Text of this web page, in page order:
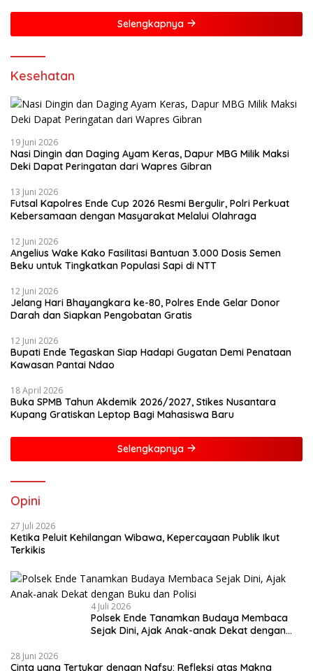
Selengkapnya
Kesehatan
19 Juni 2026
Nasi Dingin dan Daging Ayam Keras, Dapur MBG Milik Maksi
Deki Dapat Peringatan dari Wapres Gibran
13 Juni 2026
Futsal Kapolres Ende Cup 2026 Resmi Bergulir, Polri Perkuat
Kebersamaan dengan Masyarakat Melalui Olahraga
12 Juni 2026
Angelius Wake Kako Fasilitasi Bantuan 3.000 Dosis Semen
Beku untuk Tingkatkan Populasi Sapi di NTT
12 Juni 2026
Jelang Hari Bhayangkara ke-80, Polres Ende Gelar Donor
Darah dan Siapkan Pengobatan Gratis
12 Juni 2026
Bupati Ende Tegaskan Siap Hadapi Gugatan Demi Penataan
Kawasan Pantai Ndao
18 April 2026
Buka SPMB Tahun Akdemik 2026/2027, Stikes Nusantara
Kupang Gratiskan Leptop Bagi Mahasiswa Baru
Selengkapnya
Opini
27 Juli 2026
Ketika Peluit Kehilangan Wibawa, Kepercayaan Publik Ikut
Terkikis
4 Juli 2026
Polsek Ende Tanamkan Budaya Membaca
Sejak Dini, Ajak Anak-anak Dekat dengan
28 Juni 2026
Cinta yang Tertukar dengan Nafsu: Refleksi atas Makna